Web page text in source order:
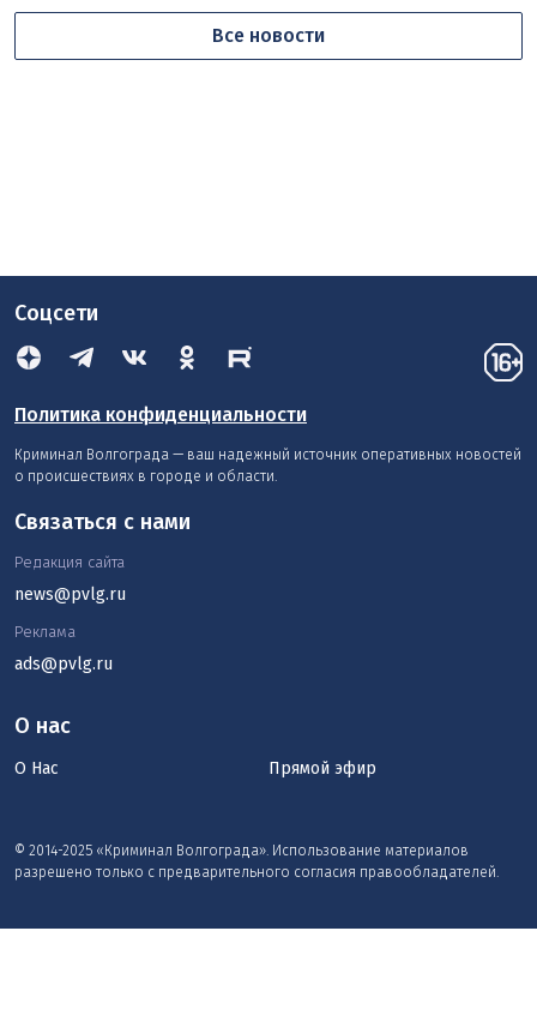
Все новости
Соцсети
Политика конфиденциальности
Криминал Волгограда — ваш надежный источник оперативных новостей
о происшествиях в городе и области.
О нас
О Нас Прямой эфир
© 2014-2025 «Криминал Волгограда». Использование материалов
разрешено только с предварительного согласия правообладателей.
Связаться с нами
Редакция сайта
news@pvlg.ru
Реклама
ads@pvlg.ru